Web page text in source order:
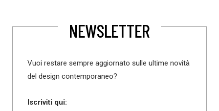
NEWSLETTER
Vuoi restare sempre aggiornato sulle ultime novità
del design contemporaneo?
Iscriviti qui: